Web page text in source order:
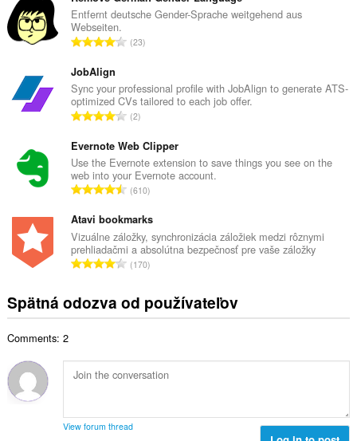
k
v
o
č
e
t
h
o
d
o
t
e
n
:
Entfernt deutsche Gender-Sprache weitgehend aus
Webseiten.
C
k
o
v
p
o
č
e
t
h
o
d
o
t
í
:
23
JobAlign
Sync your professional profile with JobAlign to generate ATS-
optimized CVs tailored to each job offer.
C
l
k
o
v
p
o
č
e
h
o
o
n
í
2
Evernote Web Clipper
Use the Evernote extension to save things you see on the
web into your Evernote account.
C
l
k
o
v
p
o
t
h
n
610
Atavi bookmarks
Vizuálne záložky, synchronizácia záložiek medzi rôznymi
prehliadačmi a absolútna bezpečnosť pre vaše záložky
C
k
ý
p
e
170
Spätná odozva od používateľov
Comments: 2
View forum thread